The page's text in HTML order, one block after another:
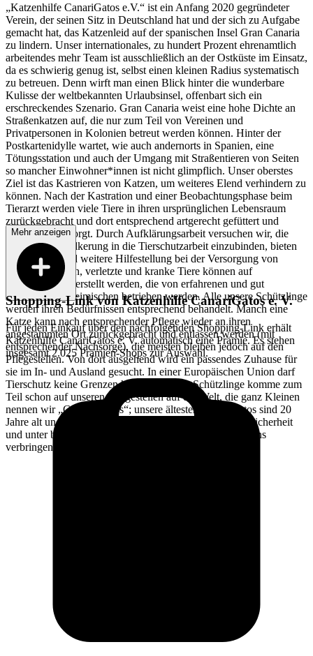
„Katzenhilfe CanariGatos e.V.“ ist ein Anfang 2020 gegründeter
Verein, der seinen Sitz in Deutschland hat und der sich zu Aufgabe
gemacht hat, das Katzenleid auf der spanischen Insel Gran Canaria
zu lindern. Unser internationales, zu hundert Prozent ehrenamtlich
arbeitendes mehr Team ist ausschließlich an der Ostküste im Einsatz,
da es schwierig genug ist, selbst einen kleinen Radius systematisch
zu betreuen. Denn wirft man einen Blick hinter die wunderbare
Kulisse der weltbekannten Urlaubsinsel, offenbart sich ein
erschreckendes Szenario. Gran Canaria weist eine hohe Dichte an
Straßenkatzen auf, die nur zum Teil von Vereinen und
Privatpersonen in Kolonien betreut werden können. Hinter der
Postkartenidylle wartet, wie auch andernorts in Spanien, eine
Tötungsstation und auch der Umgang mit Straßentieren von Seiten
so mancher Einwohner*innen ist nicht glimpflich. Unser oberstes
Ziel ist das Kastrieren von Katzen, um weiteres Elend verhindern zu
können. Nach der Kastration und einer Beobachtungsphase beim
Tierarzt werden viele Tiere in ihren ursprünglichen Lebensraum
zurückgebracht und dort entsprechend artgerecht gefüttert und
tierärztlich versorgt. Durch Aufklärungsarbeit versuchen wir, die
spanische Bevölkerung in die Tierschutzarbeit einzubinden, bieten
Einweisung und weitere Hilfestellung bei der Versorgung von
Tieren an. Kitten, verletzte und kranke Tiere können auf
Pflegestellen überstellt werden, die von erfahrenen und gut
vernetzten Einheimischen betrieben werden. Alle unsere Schützlinge
werden ihren Bedürfnissen entsprechend behandelt. Manch eine
Katze kann nach entsprechender Pflege wieder an ihren
angestammten Ort zurückgebracht und entlassen werden (mit
entsprechender Nachsorge), die meisten bleiben jedoch auf den
Pflegestellen. Von dort ausgehend wird ein passendes Zuhause für
sie im In- und Ausland gesucht. In einer Europäischen Union darf
Tierschutz keine Grenzen kennen. Unsere Schützlinge komme zum
Teil schon auf unseren Pflegestellen auf die Welt, die ganz Kleinen
nennen wir „CanariGatitos“; unsere ältesten CanariGatos sind 20
Jahre alt und dürfen ihre letzte Lebenszeit in Ruhe und Sicherheit
und unter bester veterinärmedizinischer Versorgung bei uns
verbringen. Unser Motto: Niemand bleibt zurück!
Mehr anzeigen
Shopping-Link von Katzenhilfe CanariGatos e. V.
Für jeden Einkauf über den nachfolgenden Shopping-Link erhält
Katzenhilfe CanariGatos e. V.automatisch eine Prämie. Es stehen
insgesamt 2.025 Prämien-Shops zur Auswahl.